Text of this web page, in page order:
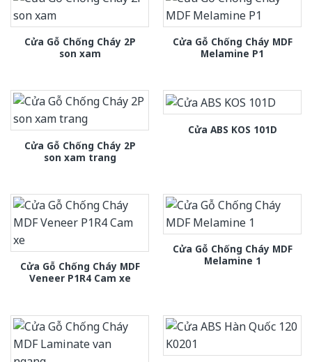
Cửa Gỗ Chống Cháy 2P
son xam
Cửa Gỗ Chống Cháy MDF
Melamine P1
Cửa Gỗ Chống Cháy 2P
son xam trang
Cửa ABS KOS 101D
Cửa Gỗ Chống Cháy MDF
Veneer P1R4 Cam xe
Cửa Gỗ Chống Cháy MDF
Melamine 1